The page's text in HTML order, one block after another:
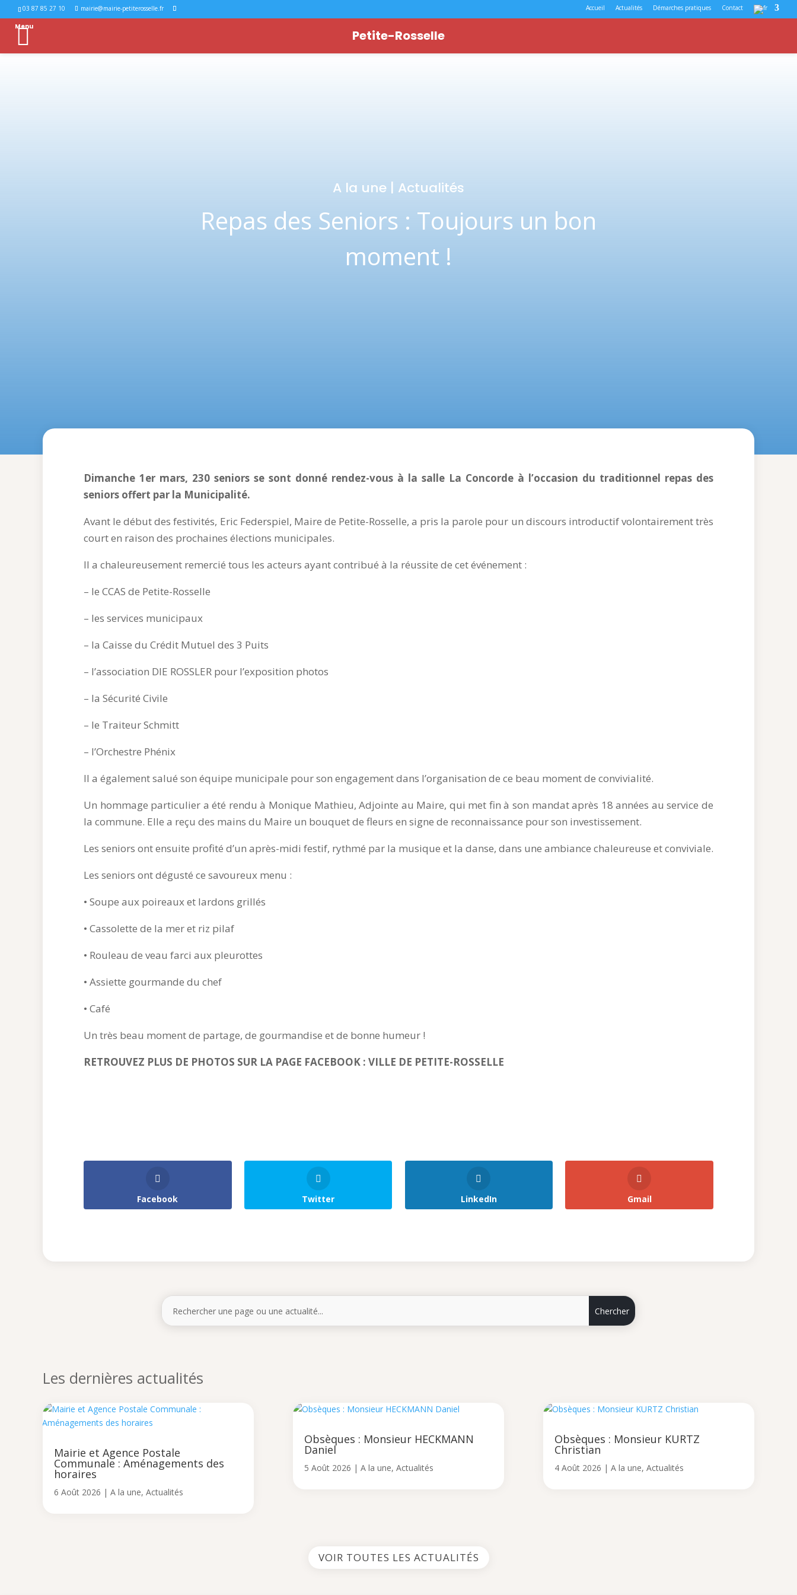
03 87 85 27 10 mairie@mairie-petiterosselle.fr Accueil Actualités Démarches pratiques Contact
A la une | Actualités
Repas des Seniors : Toujours un bon
moment !
Dimanche 1er mars, 230 seniors se sont donné rendez-vous à la salle La Concorde à l’occasion du traditionnel repas des
seniors offert par la Municipalité.
Avant le début des festivités, Eric Federspiel, Maire de Petite-Rosselle, a pris la parole pour un discours introductif volontairement très
court en raison des prochaines élections municipales.
Il a chaleureusement remercié tous les acteurs ayant contribué à la réussite de cet événement :
– le CCAS de Petite-Rosselle
– les services municipaux
– la Caisse du Crédit Mutuel des 3 Puits
– l’association DIE ROSSLER pour l’exposition photos
– la Sécurité Civile
– le Traiteur Schmitt
– l’Orchestre Phénix
Il a également salué son équipe municipale pour son engagement dans l’organisation de ce beau moment de convivialité.
Un hommage particulier a été rendu à Monique Mathieu, Adjointe au Maire, qui met fin à son mandat après 18 années au service de
la commune. Elle a reçu des mains du Maire un bouquet de fleurs en signe de reconnaissance pour son investissement.
Les seniors ont ensuite profité d’un après-midi festif, rythmé par la musique et la danse, dans une ambiance chaleureuse et conviviale.
Les seniors ont dégusté ce savoureux menu :
• Soupe aux poireaux et lardons grillés
• Cassolette de la mer et riz pilaf
• Rouleau de veau farci aux pleurottes
• Assiette gourmande du chef
• Café
Un très beau moment de partage, de gourmandise et de bonne humeur !
RETROUVEZ PLUS DE PHOTOS SUR LA PAGE FACEBOOK : VILLE DE PETITE-ROSSELLE
Facebook Twitter LinkedIn Gmail
Les dernières actualités
Mairie et Agence Postale
Communale : Aménagements des
horaires
6 Août 2026 | A la une, Actualités
Obsèques : Monsieur HECKMANN
Daniel
5 Août 2026 | A la une, Actualités
Obsèques : Monsieur KURTZ
Christian
4 Août 2026 | A la une, Actualités
VOIR TOUTES LES ACTUALITÉS
Menu
Petite-Rosselle